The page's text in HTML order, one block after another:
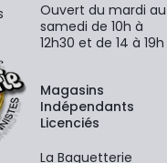
Ouvert du mardi au
samedi de 10h à
12h30 et de 14 à 19h
Magasins
Indépendants
Licenciés
La Baguetterie